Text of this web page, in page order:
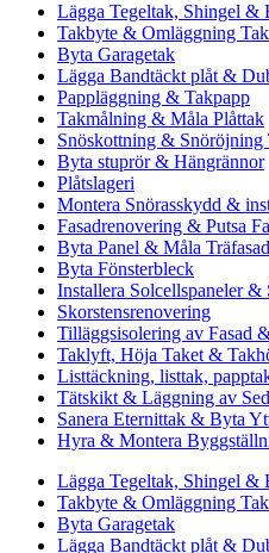
Lägga Tegeltak, Shingel &
Takbyte & Omläggning Tak
Byta Garagetak
Lägga Bandtäckt plåt &
Pappläggning & Takpapp
Takmålning & Måla Plåttak
Snöskottning & Snöröjning
Byta stuprör & Hängrännor
Plåtslageri
Montera Snörasskydd &
Fasadrenovering & Putsa
Byta Panel & Måla Träfasad
Byta Fönsterbleck
Installera Solcellspaneler &
Skorstensrenovering
Tilläggsisolering av Fasad
Taklyft, Höja Taket &
Listtäckning, listtak,
Tätskikt & Läggning av
Sanera Eternittak & Byta
Hyra & Montera
Lägga Tegeltak, Shingel &
Takbyte & Omläggning Tak
Byta Garagetak
Lägga Bandtäckt plåt &